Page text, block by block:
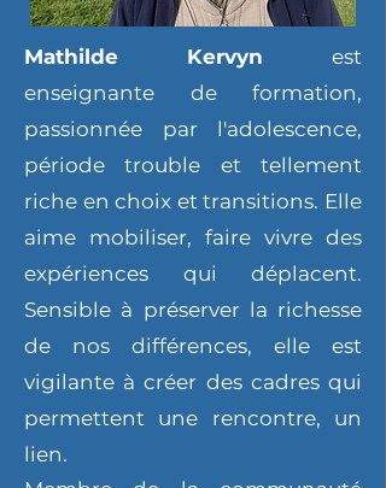
Mathilde Kervyn est
enseignante de formation,
passionnée par l'adolescence,
période trouble et tellement
riche en choix et transitions. Elle
aime mobiliser, faire vivre des
expériences qui déplacent.
Sensible à préserver la richesse
de nos différences, elle est
vigilante à créer des cadres qui
permettent une rencontre, un
lien.